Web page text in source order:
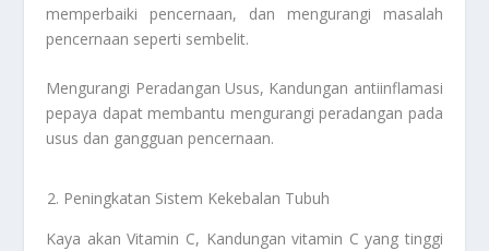
memperbaiki pencernaan, dan mengurangi masalah
pencernaan seperti sembelit.
Mengurangi Peradangan Usus, Kandungan antiinflamasi
pepaya dapat membantu mengurangi peradangan pada
usus dan gangguan pencernaan.
Peningkatan Sistem Kekebalan Tubuh
Kaya akan Vitamin C, Kandungan vitamin C yang tinggi